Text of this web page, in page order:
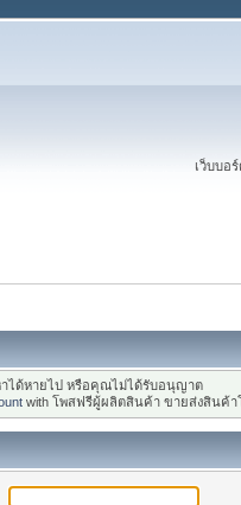
เว็บบอ
ได้หายไป หรือคุณไม่ได้รับอนุญาต
with โพสฟรีผู้ผลิตสินค้า ขายส่งสินค้า